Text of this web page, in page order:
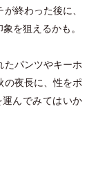
終わった後に、
を狙えるかも。
たパンツやキーホ
夜長に、性をポ
んでみてはいか